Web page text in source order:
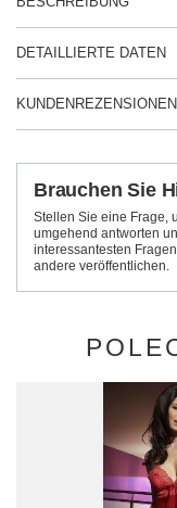
DETAILLIERTE DATEN
KUNDENREZENSIONEN
Brauchen Sie
Stellen Sie eine Frage,
umgehend antworten
interessantesten
andere veröffentlichen.